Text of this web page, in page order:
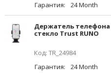
Гарантия:
24 Month
Держатель телефона
стекло Trust RUNO
Код: TR_24984
Гарантия:
24 Month